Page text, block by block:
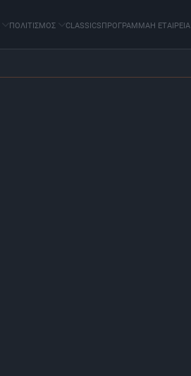
ΠΟΛΙΤΙΣΜΟΣ CLASSICSΠΡΟΓΡΑΜΜΑΗ ΕΤΑΙΡΕΙΑ